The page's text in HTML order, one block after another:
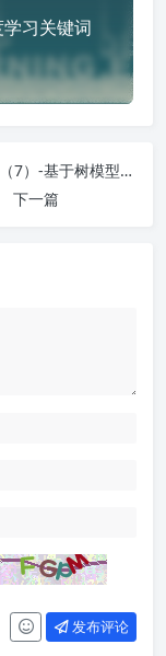
习关键词
特征选择（7）-基于树模型的选择
下一篇
发布评论